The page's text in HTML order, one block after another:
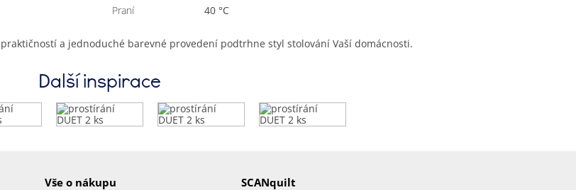
Praní
40 °C
a jednoduché barevné provedení podtrhne styl stolování Vaší domácnosti.
Další inspirace
Vše o nákupu SCANquilt